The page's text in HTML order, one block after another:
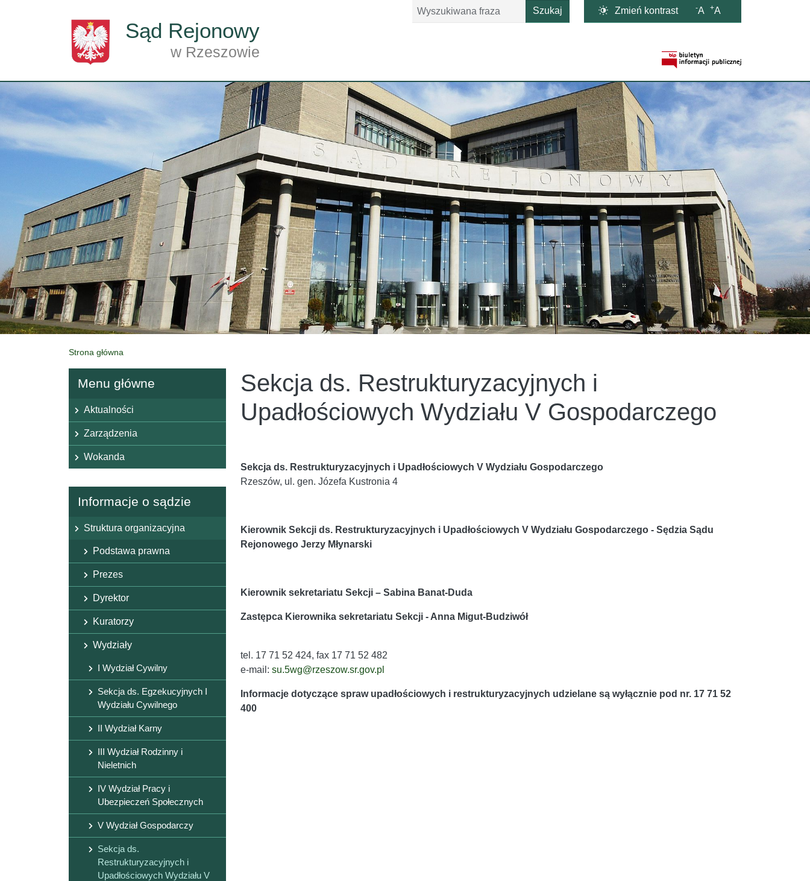
Sąd Rejonowy
w Rzeszowie
Szukaj Szukaj  Zmień kontrast -A +A
Strona BIP
Strona główna
Sekcja ds. Restrukturyzacyjnych i
Upadłościowych Wydziału V Gospodarczego
Sekcja ds. Restrukturyzacyjnych i Upadłościowych V Wydziału Gospodarczego
Rzeszów, ul. gen. Józefa Kustronia 4
Kierownik Sekcji ds. Restrukturyzacyjnych i Upadłościowych V Wydziału Gospodarczego - Sędzia Sądu
Rejonowego Jerzy Młynarski
Kierownik sekretariatu Sekcji – Sabina Banat-Duda
Zastępca Kierownika sekretariatu Sekcji - Anna Migut-Budziwół
tel. 17 71 52 424, fax 17 71 52 482
e-mail: su.5wg@rzeszow.sr.gov.pl
Informacje dotyczące spraw upadłościowych i restrukturyzacyjnych udzielane są wyłącznie pod nr. 17 71 52
400
Menu główne
Menu główne
Aktualności
Zarządzenia
Wokanda
Informacje o sądzie
Struktura organizacyjna
Podstawa prawna
Prezes
Dyrektor
Kuratorzy
Wydziały
I Wydział Cywilny
Sekcja ds. Egzekucyjnych I
Wydziału Cywilnego
II Wydział Karny
III Wydział Rodzinny i
Nieletnich
IV Wydział Pracy i
Ubezpieczeń Społecznych
V Wydział Gospodarczy
Sekcja ds.
Restrukturyzacyjnych i
Upadłościowych Wydziału V